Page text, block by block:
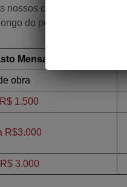
nossos clientes e na
do período contratado.
Mensal
obra
1.500
R$3.000
3.000